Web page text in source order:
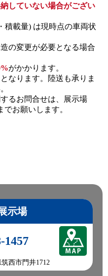
していない場合がござい
積載量) は現時点の車両状
の変更が必要となる場合
がかかります。
なります。陸送も承りま
るお問合せは、展示場
でお願いします。
示場
1457
西市門井1712